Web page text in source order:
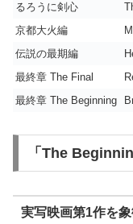
るろうに剣心
京都大火編
伝説の最期編
最終章 The Final
最終章 The Beginning
「The
実写映画第1作を